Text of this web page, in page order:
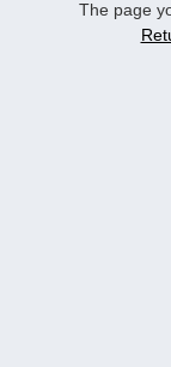
The page